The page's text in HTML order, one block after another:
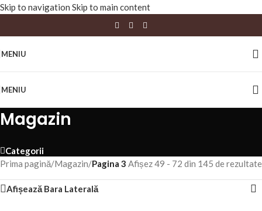
Skip to navigation Skip to main content
MENIU
MENIU
Magazin
Categorii
Prima pagină/Magazin/Pagina 3 Afișez 49 - 72 din 145 de rezultate
Afișează Bara Laterală